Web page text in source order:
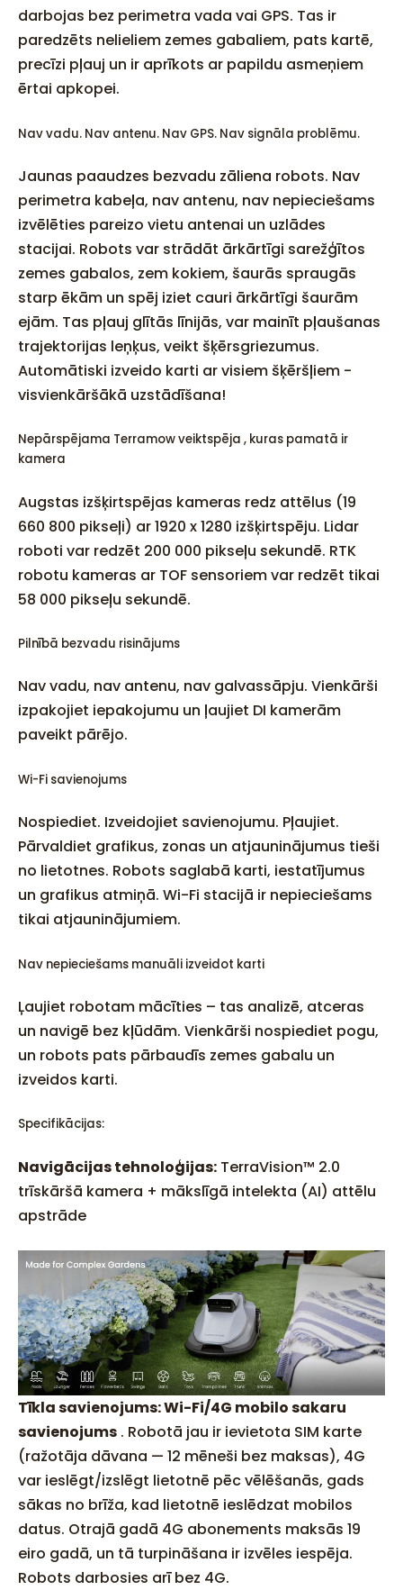
darbojas bez perimetra vada vai GPS. Tas ir
paredzēts nelieliem zemes gabaliem, pats kartē,
precīzi pļauj un ir aprīkots ar papildu asmeņiem
ērtai apkopei.
Nav vadu. Nav antenu. Nav GPS. Nav signāla problēmu.
Jaunas paaudzes bezvadu zāliena robots. Nav
perimetra kabeļa, nav antenu, nav nepieciešams
izvēlēties pareizo vietu antenai un uzlādes
stacijai. Robots var strādāt ārkārtīgi sarežģītos
zemes gabalos, zem kokiem, šaurās spraugās
starp ēkām un spēj iziet cauri ārkārtīgi šaurām
ejām. Tas pļauj glītās līnijās, var mainīt pļaušanas
trajektorijas leņķus, veikt šķērsgriezumus.
Automātiski izveido karti ar visiem šķēršļiem -
visvienkāršākā uzstādīšana!
Nepārspējama Terramow veiktspēja , kuras pamatā ir
kamera
Augstas izšķirtspējas kameras redz attēlus (19
660 800 pikseļi) ar 1920 x 1280 izšķirtspēju. Lidar
roboti var redzēt 200 000 pikseļu sekundē. RTK
robotu kameras ar TOF sensoriem var redzēt tikai
58 000 pikseļu sekundē.
Pilnībā bezvadu risinājums
Nav vadu, nav antenu, nav galvassāpju. Vienkārši
izpakojiet iepakojumu un ļaujiet DI kamerām
paveikt pārējo.
Wi-Fi savienojums
Nospiediet. Izveidojiet savienojumu. Pļaujiet.
Pārvaldiet grafikus, zonas un atjauninājumus tieši
no lietotnes. Robots saglabā karti, iestatījumus
un grafikus atmiņā. Wi-Fi stacijā ir nepieciešams
tikai atjauninājumiem.
Nav nepieciešams manuāli izveidot karti
Ļaujiet robotam mācīties – tas analizē, atceras
un navigē bez kļūdām. Vienkārši nospiediet pogu,
un robots pats pārbaudīs zemes gabalu un
izveidos karti.
Specifikācijas:
Navigācijas tehnoloģijas: TerraVision™ 2.0
trīskāršā kamera + mākslīgā intelekta (AI) attēlu
apstrāde
Tīkla savienojums: Wi-Fi/4G mobilo sakaru
savienojums . Robotā jau ir ievietota SIM karte
(ražotāja dāvana — 12 mēneši bez maksas), 4G
var ieslēgt/izslēgt lietotnē pēc vēlēšanās, gads
sākas no brīža, kad lietotnē ieslēdzat mobilos
datus. Otrajā gadā 4G abonements maksās 19
eiro gadā, un tā turpināšana ir izvēles iespēja.
Robots darbosies arī bez 4G.